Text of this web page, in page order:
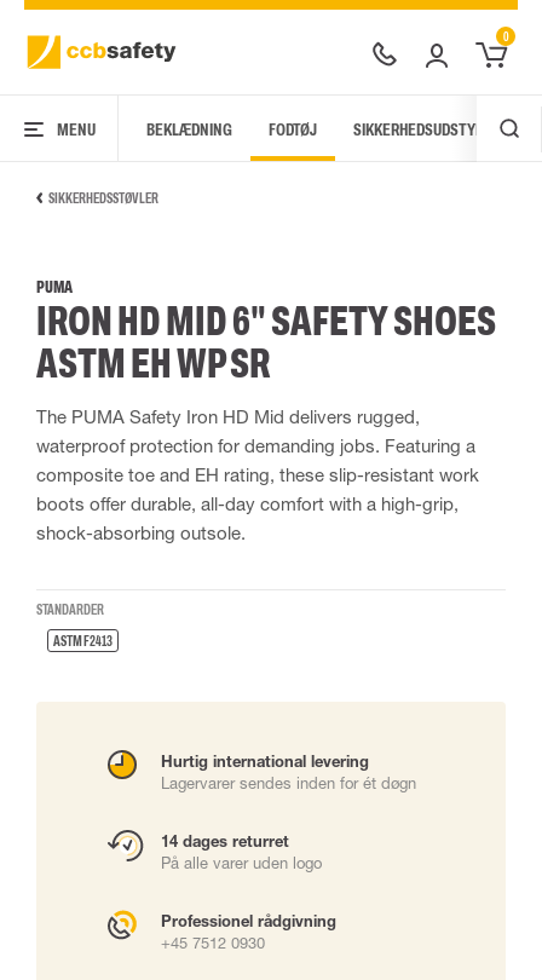
0
MENU BEKLÆDNING FODTØJ SIKKERHEDSUDSTYR
SIKKERHEDSSTØVLER
PUMA
IRON HD MID 6" SAFETY SHOES
ASTM EH WP SR
The PUMA Safety Iron HD Mid delivers rugged,
waterproof protection for demanding jobs. Featuring a
composite toe and EH rating, these slip-resistant work
boots offer durable, all-day comfort with a high-grip,
shock-absorbing outsole.
STANDARDER
ASTM F2413
Hurtig international levering
Lagervarer sendes inden for ét døgn
14 dages returret
På alle varer uden logo
Professionel rådgivning
+45 7512 0930